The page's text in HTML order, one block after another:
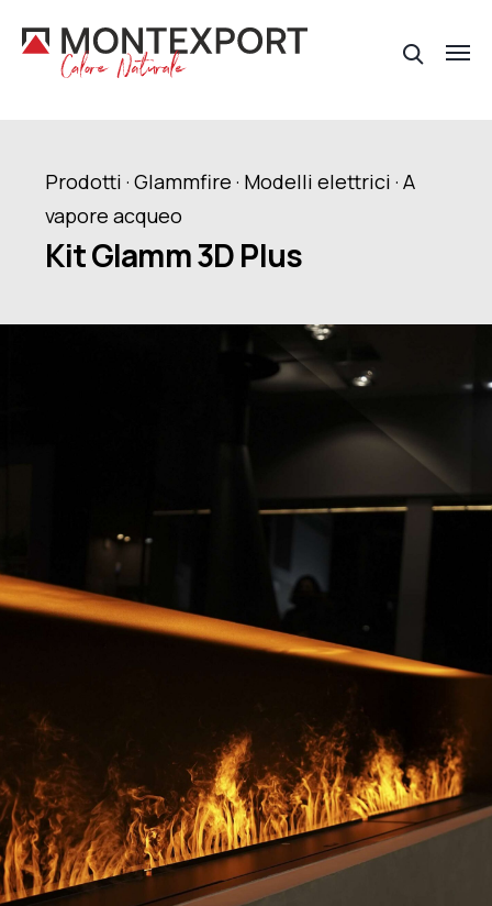
Prodotti · Glammfire · Modelli elettrici · A
vapore acqueo
Kit Glamm 3D Plus